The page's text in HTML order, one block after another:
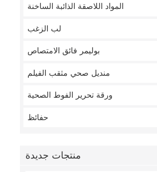
المواد اللاصقة الذائبة الساخنة
لب الزغب
بوليمر فائق الامتصاص
منديل صحي مثقب الفيلم
ورقة تحرير الفوط الصحية
حفائظ
منتجات جديدة